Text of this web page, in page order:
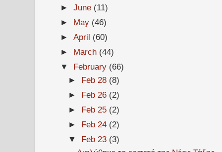
►June (11)
► May (46)
►April (60)
► March (44)
▼ February (66)
► Feb 28 (8)
► Feb 26 (2)
► Feb 25 (2)
► Feb 24 (2)
▼ Feb 23 (3)